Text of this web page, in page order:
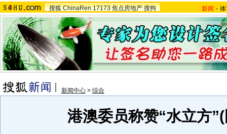
搜狐 ChinaRen 17173 焦点房地产 搜狗 新闻 -
新闻中心 > 综合
港澳委员称赞“水立方